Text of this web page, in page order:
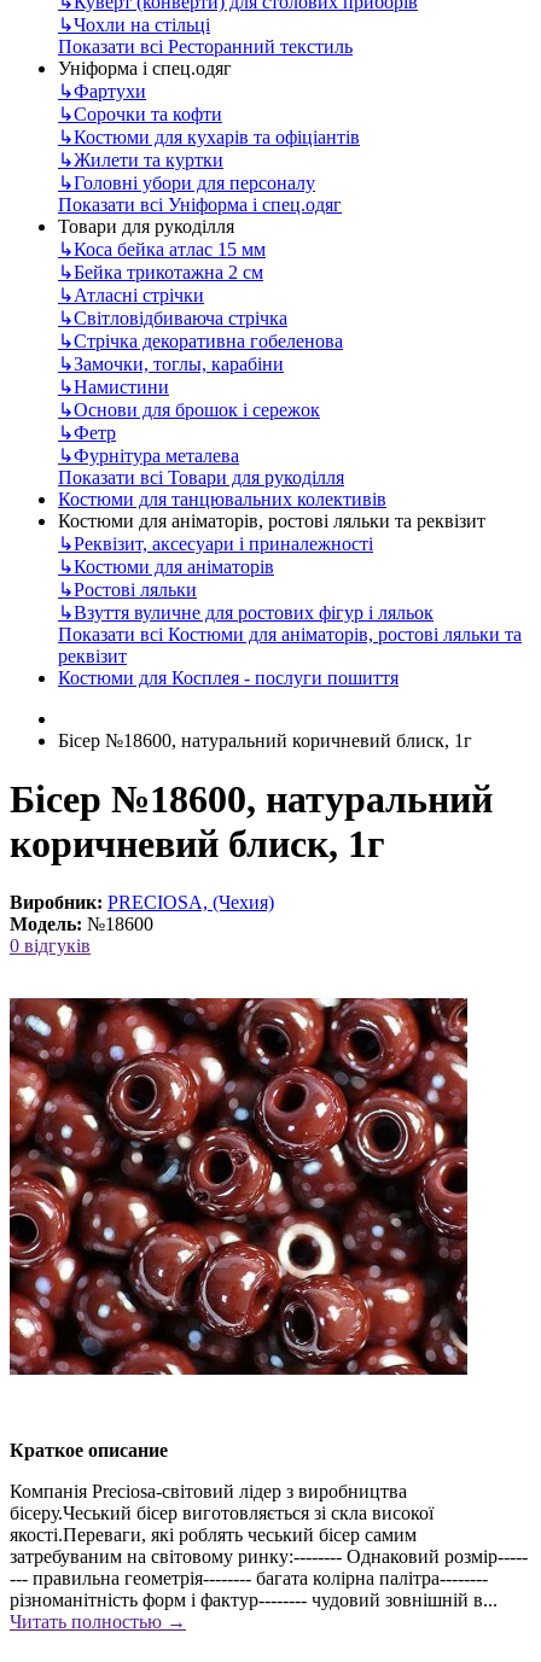
↳Чохли на стільці
Показати всі Ресторанний текстиль
Уніформа і спец.одяг
↳Фартухи
↳Сорочки та кофти
↳Костюми для кухарів та офіціантів
↳Жилети та куртки
↳Головні убори для персоналу
Показати всі Уніформа і спец.одяг
Товари для рукоділля
↳Коса бейка атлас 15 мм
↳Бейка трикотажна 2 см
↳Атласні стрічки
↳Світловідбиваюча стрічка
↳Стрічка декоративна гобеленова
↳Замочки, тоглы, карабіни
↳Намистини
↳Основи для брошок і сережок
↳Фетр
↳Фурнітура металева
Показати всі Товари для рукоділля
Костюми для танцювальних колективів
Костюми для аніматорів, ростові ляльки та реквізит
↳Реквізит, аксесуари і приналежності
↳Костюми для аніматорів
↳Ростові ляльки
↳Взуття вуличне для ростових фігур і ляльок
Показати всі Костюми для аніматорів, ростові ляльки та
реквізит
Костюми для Косплея - послуги пошиття
Бісер №18600, натуральний коричневий блиск, 1г
Бісер №18600, натуральний
коричневий блиск, 1г
Виробник: PRECIOSA, (Чехия)
Модель: №18600
0 відгуків
Краткое описание
Компанія Preciosa-світовий лідер з виробництва
бісеру.Чеський бісер виготовляється зі скла високої
якості.Переваги, які роблять чеський бісер самим
затребуваним на світовому ринку:-------- Однаковий розмір-----
--- правильна геометрія-------- багата колірна палітра--------
різноманітність форм і фактур-------- чудовий зовнішній в...
Читать полностью →